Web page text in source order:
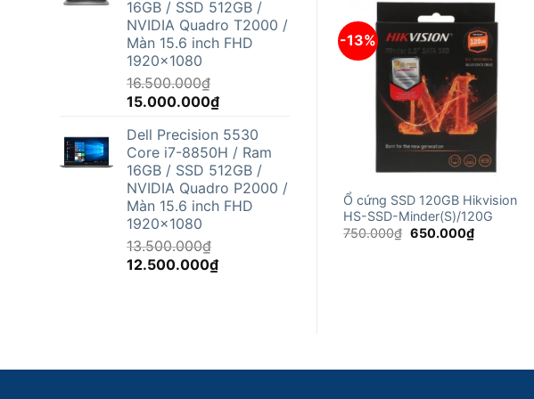
12.500.000₫.
16GB / SSD 512GB /
NVIDIA Quadro T2000 /
Màn 15.6 inch FHD
1920x1080
16.500.000₫
Giá
là:
16.500.000₫.
15.000.000₫Giá
tại
là:
15.000.000₫.
Dell Precision 5530
Core i7-8850H / Ram
16GB / SSD 512GB /
NVIDIA Quadro P2000 /
Màn 15.6 inch FHD
1920x1080
13.500.000₫
Giá
12.500.000₫Giá
-13%
Ổ cứng SSD 120GB Hikvision
HS-SSD-Minder(S)/120G
750.000₫ Giá
650.000₫Giá
hiện